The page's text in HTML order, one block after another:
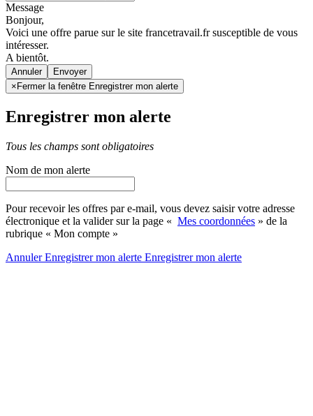
Message
Bonjour,
Voici une offre parue sur le site francetravail.fr susceptible de vous
intéresser.
A bientôt.
Annuler
× Fermer la fenêtre Enregistrer mon alerte
Enregistrer mon alerte
Tous les champs sont obligatoires
Nom de mon alerte
Pour recevoir les offres par e-mail, vous devez saisir votre adresse
électronique et la valider sur la page « Mes coordonnées » de la
rubrique « Mon compte »
AnnulerEnregistrer mon alerte Enregistrermon alerte